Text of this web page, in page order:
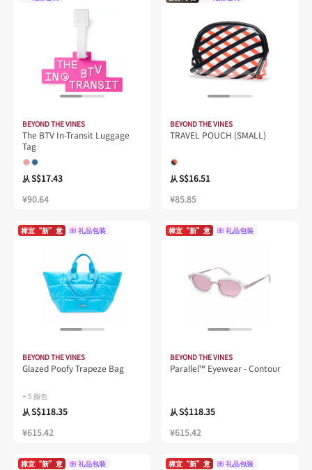
BEYOND THE VINES
The BTV In-Transit Luggage
Tag
从S$17.43
¥90.64
BEYOND THE VINES
TRAVEL POUCH (SMALL)
从S$16.51
¥85.85
樟宜“新”意 礼品包装
BEYOND THE VINES
Glazed Poofy Trapeze Bag
+ 5 颜色
从S$118.35
¥615.42
樟宜“新”意 礼品包装
BEYOND THE VINES
Parallel™ Eyewear - Contour
从S$118.35
¥615.42
樟宜“新”意 礼品包装 樟宜“新”意 礼品包装